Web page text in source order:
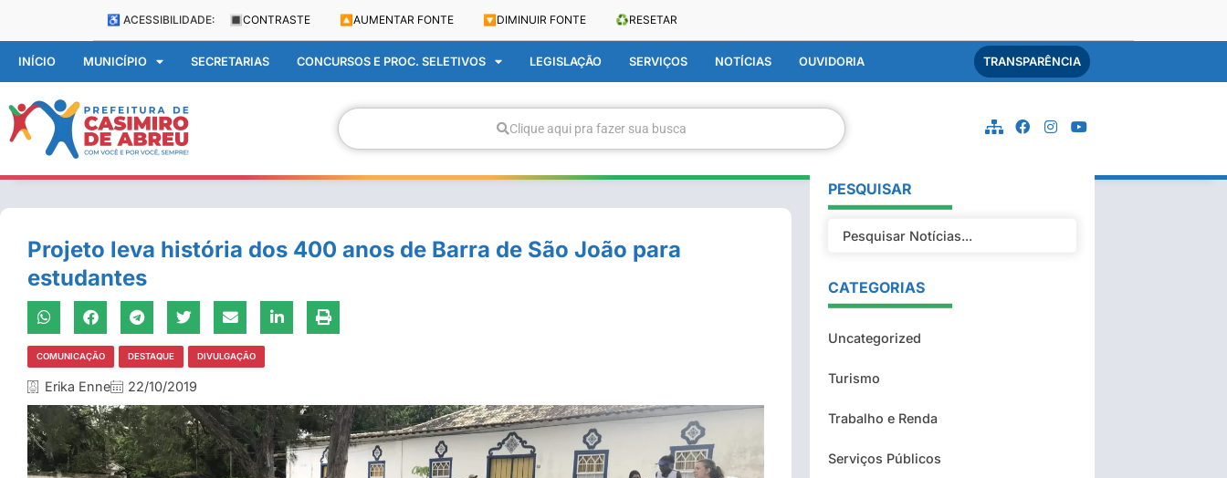
♿ ACESSIBILIDADE: 🔳 CONTRASTE 🔼 AUMENTAR FONTE 🔽 DIMINUIR FONTE ♻️RESETAR
INÍCIO MUNICÍPIO SECRETARIAS CONCURSOS E PROC. SELETIVOS LEGISLAÇÃO SERVIÇOS NOTÍCIAS OUVIDORIA TRANSPARÊNCIA
Clique aqui pra fazer sua busca
Projeto leva história dos 400 anos de Barra de São João para
estudantes
COMUNICAÇÃO DESTAQUE DIVULGAÇÃO
Erika Enne 22/10/2019
PESQUISAR
CATEGORIAS
Uncategorized
Turismo
Trabalho e Renda
Serviços Públicos